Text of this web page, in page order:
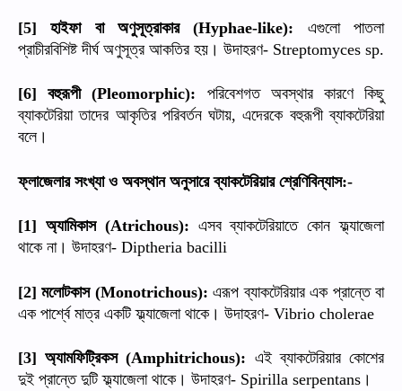
[5]হাইফা বা অণুসূত্রাকার(Hyphae-like): এগুলো
পাতলা
প্রাচীরবিশিষ্ট দীর্ঘ অণুসূত্র আকতির হয়। উদাহরণ- Streptomyces sp.
[6]বহুরূপী(Pleomorphic): পরিবেশগত অবস্থার কারণে কিছু
ব্যাকটেরিয়া তাদের আকৃতির পরিবর্তন ঘটায়,এদেরকে বহুরূপী ব্যাকটেরিয়া
বলে।
ফ্লাজেলার সংখ্যা ও অবস্থান অনুসারে ব্যাকটেরিয়ার শ্রেণিবিন্যাস:-
[1] অ্যামিকাস(Atrichous): এসব ব্যাকটেরিয়াতে কোন ফ্ল্যাজেলা
থাকে না। উদাহরণ- Diptheria bacilli
[2] মলোটকাস(Monotrichous):এরূপ ব্যাকটেরিয়ার এক প্রান্তে বা
এক পার্শ্বে মাত্র একটি ফ্ল্যাজেলা থাকে। উদাহরণ- Vibrio cholerae
[3]অ্যামফিট্রিকস(Amphitrichous): এই ব্যাকটেরিয়ার কোশের
দুই প্রান্তে দুটি ফ্ল্যাজেলা থাকে। উদাহরণ- Spirilla serpentans ।